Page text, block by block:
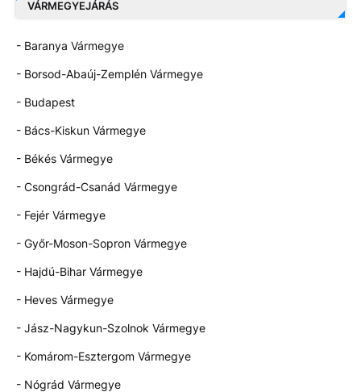
VÁRMEGYEJÁRÁS
- Baranya Vármegye
- Borsod-Abaúj-Zemplén Vármegye
- Budapest
- Bács-Kiskun Vármegye
- Békés Vármegye
- Csongrád-Csanád Vármegye
- Fejér Vármegye
- Győr-Moson-Sopron Vármegye
- Hajdú-Bihar Vármegye
- Heves Vármegye
- Jász-Nagykun-Szolnok Vármegye
- Komárom-Esztergom Vármegye
- Nógrád Vármegye